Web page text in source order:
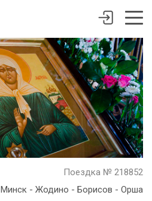
Поездка № 218852
Минск - Жодино - Борисов - Орша